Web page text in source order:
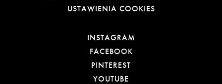
USTAWIENIA COOKIES
INSTAGRAM
FACEBOOKOTWIERA LINK W
PINTEREST
YOUTUBE